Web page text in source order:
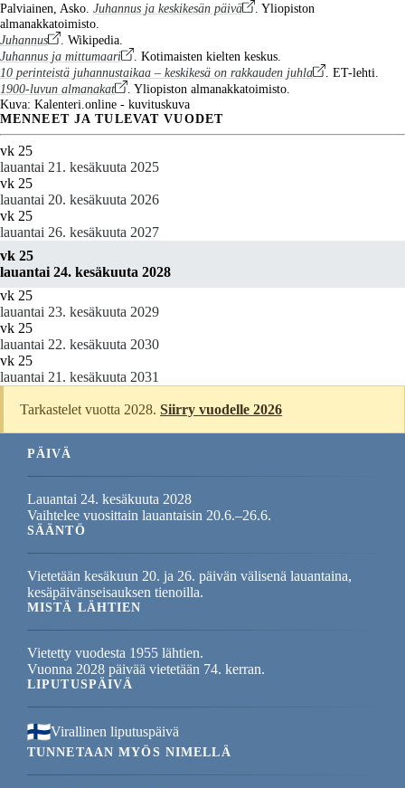
Palviainen, Asko. Juhannus ja keskikesän päivä
. Yliopiston
almanakkatoimisto.
Juhannus
. Wikipedia.
Juhannus ja mittumaari
. Kotimaisten kielten keskus.
10 perinteistä juhannustaikaa – keskikesä on rakkauden juhla
. ET-lehti.
1900-luvun almanakat
. Yliopiston almanakkatoimisto.
Kuva: Kalenteri.online - kuvituskuva
MENNEET JA TULEVAT VUODET
vk 25
lauantai 21. kesäkuuta 2025
vk 25
lauantai 20. kesäkuuta 2026
vk 25
lauantai 26. kesäkuuta 2027
vk 25
lauantai 24. kesäkuuta 2028
vk 25
lauantai 23. kesäkuuta 2029
vk 25
lauantai 22. kesäkuuta 2030
vk 25
lauantai 21. kesäkuuta 2031
Tarkastelet vuotta 2028.Siirry vuodelle 2026
PÄIVÄ
Lauantai 24. kesäkuuta 2028
Vaihtelee vuosittain lauantaisin 20.6.–26.6.
SÄÄNTÖ
Vietetään kesäkuun 20. ja 26. päivän välisenä lauantaina,
kesäpäivänseisauksen tienoilla.
MISTÄ LÄHTIEN
Vietetty vuodesta 1955 lähtien.
Vuonna 2028 päivää vietetään 74. kerran.
LIPUTUSPÄIVÄ
Virallinen liputuspäivä
TUNNETAAN MYÖS NIMELLÄ